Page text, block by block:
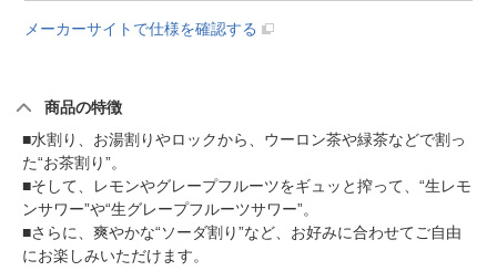
メーカーサイトで仕様を確認する
商品の特徴
■水割り、お湯割りやロックから、ウーロン茶や緑茶などで割っ
た“お茶割り”。
■そして、レモンやグレープフルーツをギュッと搾って、“生レモ
ンサワー”や“生グレープフルーツサワー”。
■さらに、爽やかな“ソーダ割り”など、お好みに合わせてご自由
にお楽しみいただけます。